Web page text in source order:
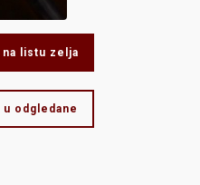
na listu zelja
u odgledane